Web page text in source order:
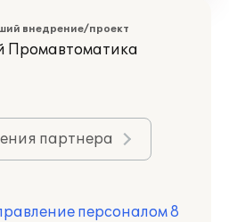
внедрение/проект
Промавтоматика
партнера
персоналом 8